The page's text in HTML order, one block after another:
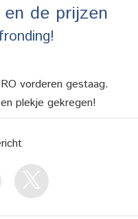
en de prijzen
vorderen gestaag.
plekje gekregen!